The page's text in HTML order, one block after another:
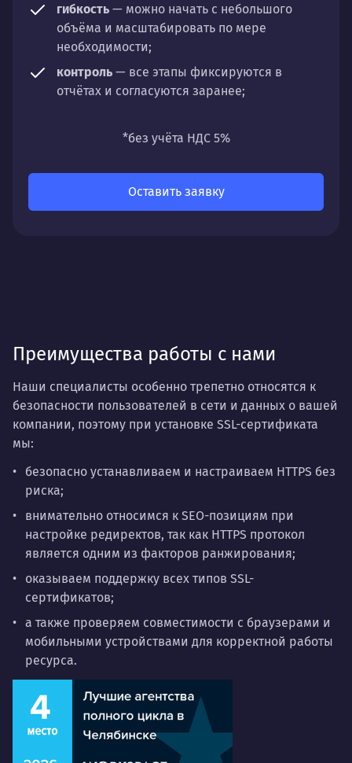
гибкость — можно начать с небольшого
объёма и масштабировать по мере
необходимости;
контроль — все этапы фиксируются в
отчётах и согласуются заранее;
направлений: стратегии, настройки,
*без учёта НДС 5%
Оставить заявку
Преимущества работы с нами
Наши специалисты особенно трепетно относятся к
безопасности пользователей в сети и данных о вашей
компании, поэтому при установке SSL-сертификата
мы:
безопасно устанавливаем и настраиваем HTTPS без
риска;
внимательно относимся к SEO-позициям при
настройке редиректов, так как HTTPS протокол
является одним из факторов ранжирования;
оказываем поддержку всех типов SSL-
сертификатов;
а также проверяем совместимости с браузерами и
мобильными устройствами для корректной работы
ресурса.